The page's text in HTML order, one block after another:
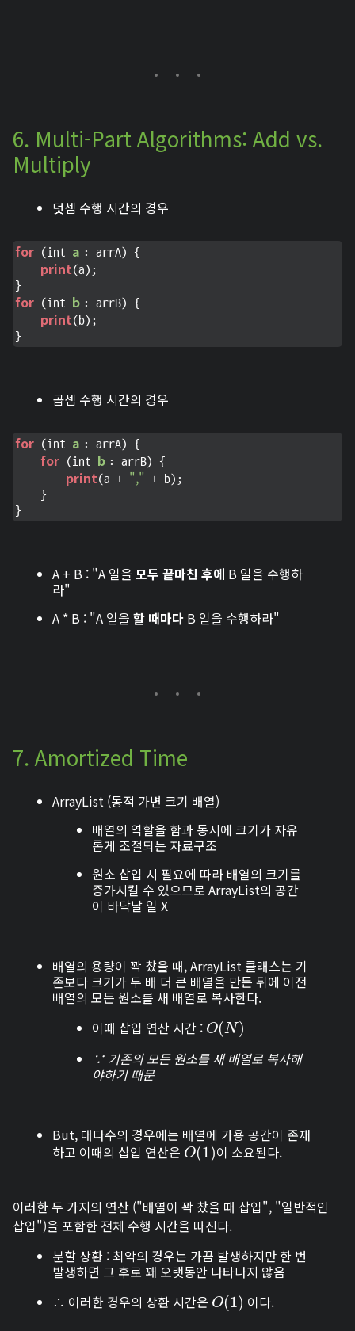
6. Multi-Part Algorithms: Add vs.
Multiply
덧셈 수행 시간의 경우
for (int a : arrA) {
print(a);
for (int b : arrB) {
print(b);
}
곱셈 수행 시간의 경우
for (int a : arrA) {
for (int b : arrB) {
print(a + "," + b);
    }
}
A + B : "A 일을 모두 끝마친 후에 B 일을 수행하
라"
A * B : "A 일을 할 때마다 B 일을 수행하라"
7. Amortized Time
ArrayList (동적 가변 크기 배열)
배열의 역할을 함과 동시에 크기가 자유
롭게 조절되는 자료구조
원소 삽입 시 필요에 따라 배열의 크기를
증가시킬 수 있으므로 ArrayList의 공간
이 바닥날 일 X
배열의 용량이 꽉 찼을 때, ArrayList 클래스는 기
존보다 크기가 두 배 더 큰 배열을 만든 뒤에 이전
배열의 모든 원소를 새 배열로 복사한다.
이때 삽입 연산 시간 : O(N)
O(N)
∵ 기존의 모든 원소를 새 배열로 복사해
야하기 때문
But, 대다수의 경우에는 배열에 가용 공간이 존재
하고 이때의 삽입 연산은 O(1)
O(1) 이 소요된다.
이러한 두 가지의 연산 ("배열이 꽉 찼을 때 삽입", "일반적인
삽입")을 포함한 전체 수행 시간을 따진다.
분할 상환 : 최악의 경우는 가끔 발생하지만 한 번
발생하면 그 후로 꽤 오랫동안 나타나지 않음
∴ 이러한 경우의 상환 시간은 O(1)
O(1) 이다.